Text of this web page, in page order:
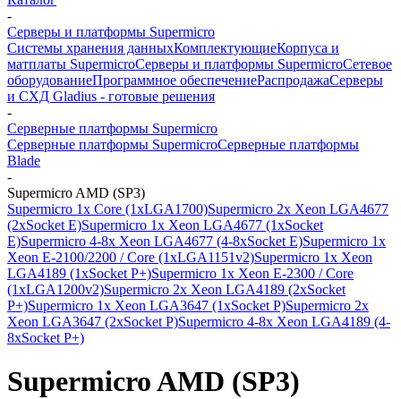
-
Серверы и платформы Supermicro
Системы хранения данныхКомплектующиеКорпуса и
матплаты SupermicroСерверы и платформы SupermicroСетевое
оборудованиеПрограммное обеспечениеРаспродажаСерверы
и СХД Gladius - готовые решения
-
Серверные платформы Supermicro
Серверные платформы SupermicroСерверные платформы
Blade
-
Supermicro AMD (SP3)
Supermicro 1x Core (1xLGA1700)Supermicro 2x Xeon LGA4677
(2xSocket E)Supermicro 1x Xeon LGA4677 (1xSocket
E)Supermicro 4-8x Xeon LGA4677 (4-8xSocket E)Supermicro 1x
Xeon E-2100/2200 / Core (1xLGA1151v2)Supermicro 1x Xeon
LGA4189 (1xSocket P+)Supermicro 1x Xeon E-2300 / Core
(1xLGA1200v2)Supermicro 2x Xeon LGA4189 (2xSocket
P+)Supermicro 1x Xeon LGA3647 (1xSocket P)Supermicro 2x
Xeon LGA3647 (2xSocket P)Supermicro 4-8x Xeon LGA4189 (4-
8xSocket P+)
Supermicro AMD (SP3)